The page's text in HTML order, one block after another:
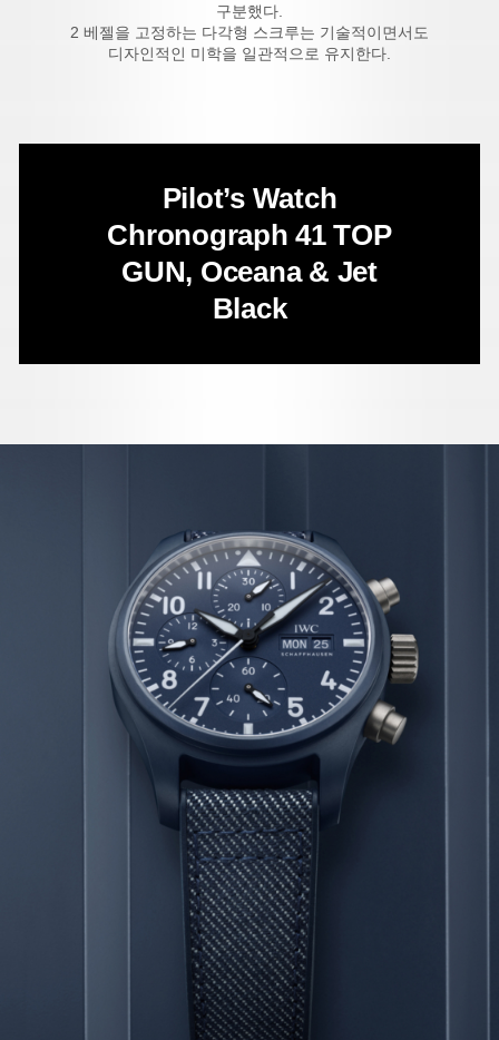
구분했다.
2 베젤을 고정하는 다각형 스크루는 기술적이면서도
디자인적인 미학을 일관적으로 유지한다.
Pilot’s Watch
Chronograph 41 TOP
GUN, Oceana & Jet
Black